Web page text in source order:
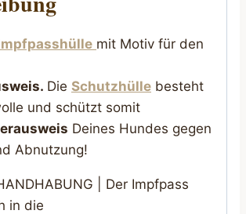
mit Motiv für den
Die Schutzhülle besteht
und schützt somit
Deines Hundes gegen
Abnutzung!
| Der Impfpass
in die